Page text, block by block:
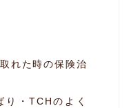
れた時の保険治
り・TCHのよく